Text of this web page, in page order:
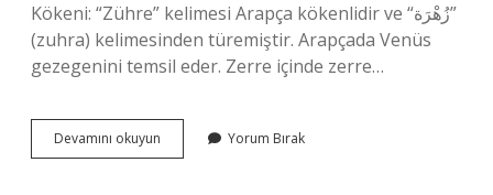
Kökeni: “Zühre” kelimesi Arapça kökenlidir ve “زُهْرَة”
(zuhra) kelimesinden türemiştir. Arapçada Venüs
gezegenini temsil eder. Zerre içinde zerre…
Devamını okuyun Zerrene
Ne
Yorum Bırak